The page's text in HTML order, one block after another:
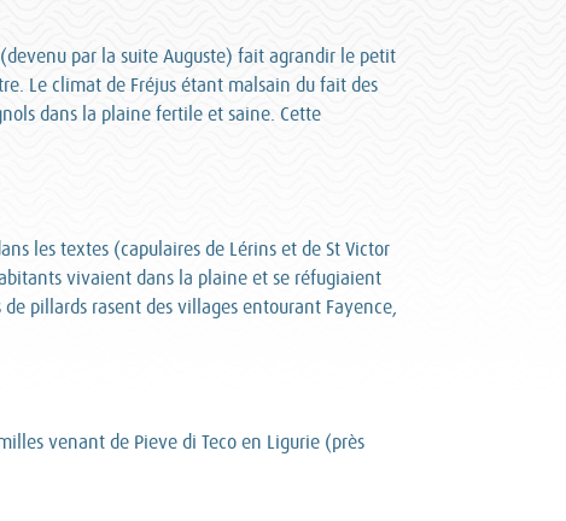
(devenu par la suite Auguste) fait agrandir le petit
Le climat de Fréjus étant malsain du fait des
dans la plaine fertile et saine. Cette
les textes (capulaires de Lérins et de St Victor
vivaient dans la plaine et se réfugiaient
pillards rasent des villages entourant Fayence,
venant de Pieve di Teco en Ligurie (près